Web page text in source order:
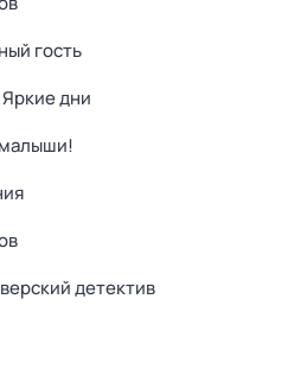
гость
дни
детектив